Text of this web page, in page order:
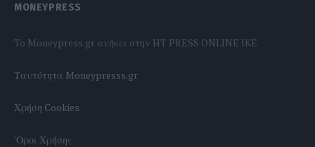
MONEYPRESS
To Moneypress.gr ανήκει στην HT PRESS ONLINE IKE
Tαυτότητα Moneypresss.gr
Χρήση Cookies
'Οροι Χρήσης